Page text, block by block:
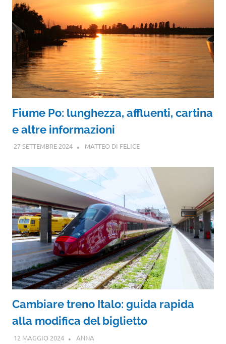
Fiume Po: lunghezza, affluenti, cartina
e altre informazioni
27 SETTEMBRE 2024 MATTEO DI FELICE
Cambiare treno Italo: guida rapida
alla modifica del biglietto
12 MAGGIO 2024 ANNA